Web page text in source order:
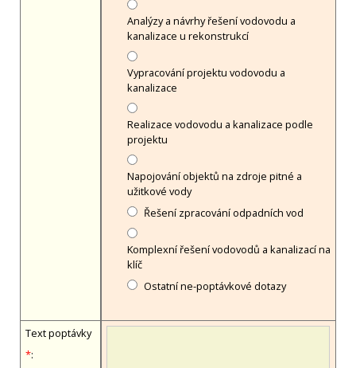
Analýzy a návrhy řešení vodovodu a
kanalizace u rekonstrukcí
Vypracování projektu vodovodu a
kanalizace
Realizace vodovodu a kanalizace podle
projektu
Napojování objektů na zdroje pitné a
užitkové vody
Řešení zpracování odpadních vod
Komplexní řešení vodovodů a kanalizací na
klíč
Ostatní ne-poptávkové dotazy
Text poptávky
*: